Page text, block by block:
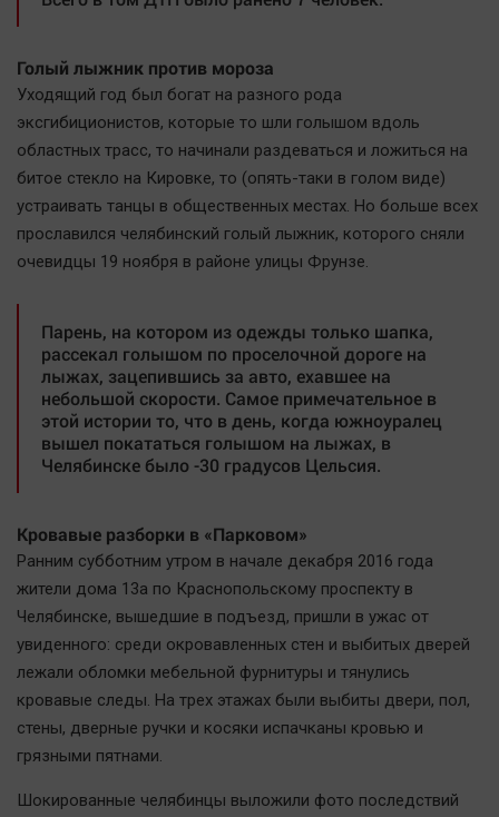
Голый лыжник против мороза
Уходящий год был богат на разного рода
эксгибиционистов, которые то шли голышом вдоль
областных трасс, то начинали раздеваться и ложиться на
битое стекло на Кировке, то (опять-таки в голом виде)
устраивать танцы в общественных местах. Но больше всех
прославился челябинский голый лыжник, которого сняли
очевидцы 19 ноября в районе улицы Фрунзе.
Парень, на котором из одежды только шапка,
рассекал голышом по проселочной дороге на
лыжах, зацепившись за авто, ехавшее на
небольшой скорости. Самое примечательное в
этой истории то, что в день, когда южноуралец
вышел покататься голышом на лыжах, в
Челябинске было -30 градусов Цельсия.
Кровавые разборки в «Парковом»
Ранним субботним утром в начале декабря 2016 года
жители дома 13а по Краснопольскому проспекту в
Челябинске, вышедшие в подъезд, пришли в ужас от
увиденного: среди окровавленных стен и выбитых дверей
лежали обломки мебельной фурнитуры и тянулись
кровавые следы. На трех этажах были выбиты двери, пол,
стены, дверные ручки и косяки испачканы кровью и
грязными пятнами.
Шокированные челябинцы выложили фото последствий